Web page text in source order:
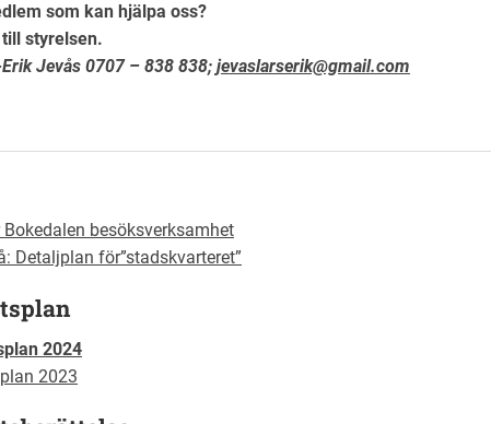
som kan hjälpa oss?
styrelsen.
Jevås 0707 – 838 838; jevaslarserik@gmail.com
besöksverksamhet
Detaljplan för”stadskvarteret”
2024
2023